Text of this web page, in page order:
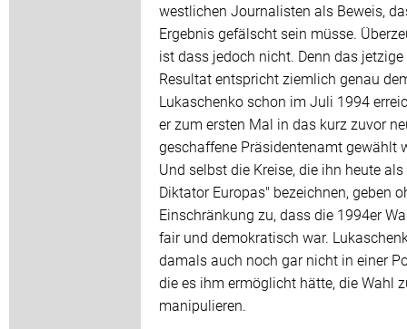
westlichen Journalisten als Beweis,
Ergebnis gefälscht sein müsse.
ist dass jedoch nicht. Denn das jetzige
Resultat entspricht ziemlich genau
Lukaschenko schon im Juli 1994
er zum ersten Mal in das kurz zuvor
geschaffene Präsidentenamt gewählt
Und selbst die Kreise, die ihn heute
Diktator Europas" bezeichnen, geben
Einschränkung zu, dass die 1994er
fair und demokratisch war.
damals auch noch gar nicht in einer
die es ihm ermöglicht hätte, die Wahl
manipulieren.